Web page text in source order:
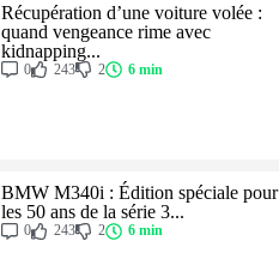
Récupération d’une voiture volée :
quand vengeance rime avec
kidnapping...
0 243 2 6 min
BMW M340i : Édition spéciale pour
les 50 ans de la série 3...
0 243 2 6 min